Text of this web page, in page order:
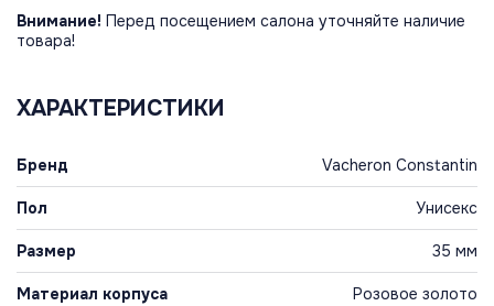
Внимание! Перед посещением салона уточняйте наличие
товара!
ХАРАКТЕРИСТИКИ
Бренд Vacheron Constantin
Пол Унисекс
Размер 35 мм
Материал корпуса Розовое золото